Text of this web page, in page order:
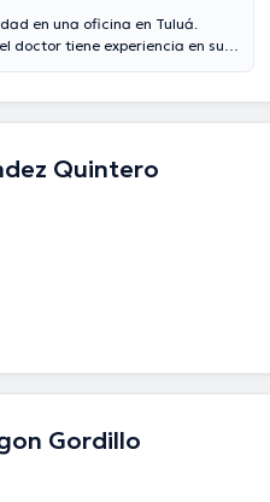
en una oficina en Tuluá.
doctor tiene experiencia en su
profesional de la salud.
Quintero
Gordillo